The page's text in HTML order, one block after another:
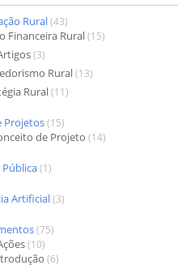
Rural(43)
Financeira Rural(15)
(3)
Rural(13)
Rural(11)
Projetos(15)
de Projeto (14)
(1)
Artificial(3)
(75)
(10)
(6)